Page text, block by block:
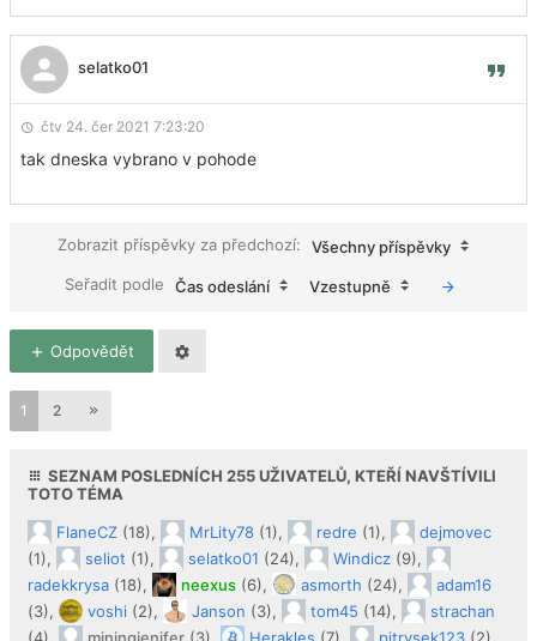
selatko01
čtv 24. čer 2021 7:23:20
tak dneska vybrano v pohode
Zobrazit příspěvky za předchozí:
Všechny příspěvky
Seřadit podle
Čas odeslání Vzestupně
Odpovědět
1 2
SEZNAM POSLEDNÍCH 255UŽIVATELŮ, KTEŘÍ NAVŠTÍVILI
TOTO TÉMA
FlaneCZ (18), MrLity78 (1), redre (1),
dejmovec
(1),
seliot (1), selatko01 (24), Windicz (9),
radekkrysa (18), neexus (6), asmorth (24),
adam16
(3),
voshi (2), Janson (3), tom45 (14),
strachan
(4),
miningjenifer (3), Herakles (7), pitrysek123 (2),